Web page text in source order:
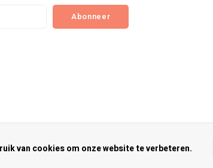
Abonneer
van cookies om onze website te verbeteren.